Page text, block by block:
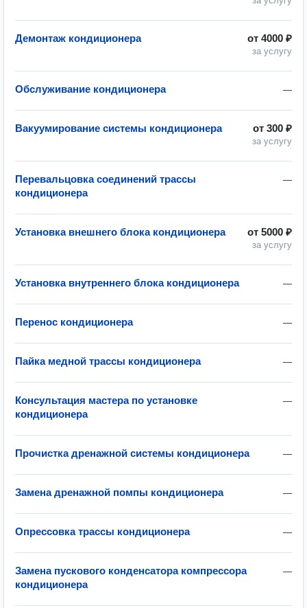
от 4000 ₽
за услугу
Демонтаж кондиционера
—
Обслуживание кондиционера
от 300 ₽
за услугу
Вакуумирование системы кондиционера
—
Перевальцовка соединений трассы
кондиционера
от 5000 ₽
за услугу
Установка внешнего блока кондиционера
—
Установка внутреннего блока кондиционера
—
Перенос кондиционера
—
Пайка медной трассы кондиционера
—
Консультация мастера по установке
кондиционера
—
Прочистка дренажной системы кондиционера
—
Замена дренажной помпы кондиционера
—
Опрессовка трассы кондиционера
—
Замена пускового конденсатора компрессора
кондиционера